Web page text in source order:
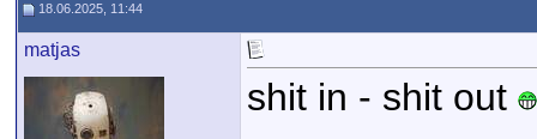
18.06.2025, 11:44
matjas
shit in - shit out